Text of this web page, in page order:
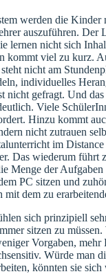
werden die Kinder
auszuführen. Der
lernen nicht sich
kommt viel zu kurz.
nicht am
individuelles
nicht gefragt. Und
Viele
Hinzu kommt
nicht zutrauen
im
Das wiederum führt
Menge der
PC sitzen und
dem zu
sich prinzipiell
sitzen zu
Vorgaben, mehr
Würde man
könnten sie